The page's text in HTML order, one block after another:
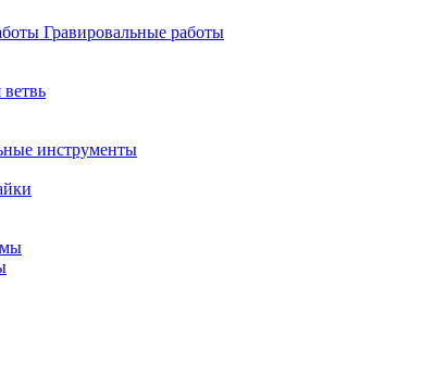
Гравировальные работы
ветвь
инструменты